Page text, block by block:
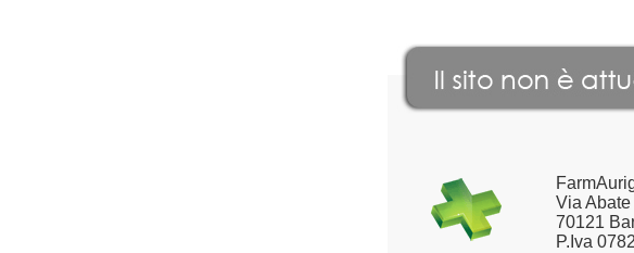
Via
70121
P.Iva